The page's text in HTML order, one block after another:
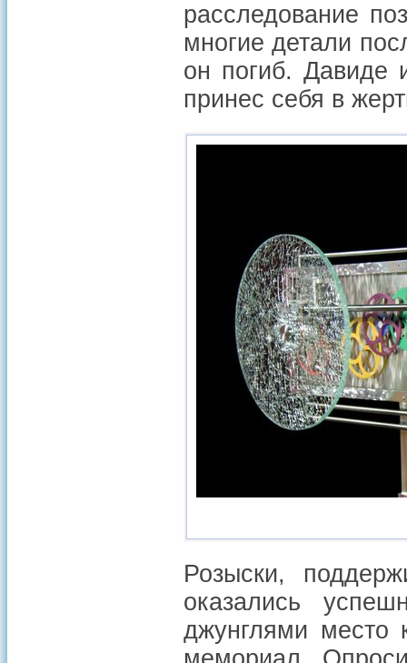
расследование
многие детали
он погиб. Давиде
принес себя в
Розыски,
оказались
джунглями место